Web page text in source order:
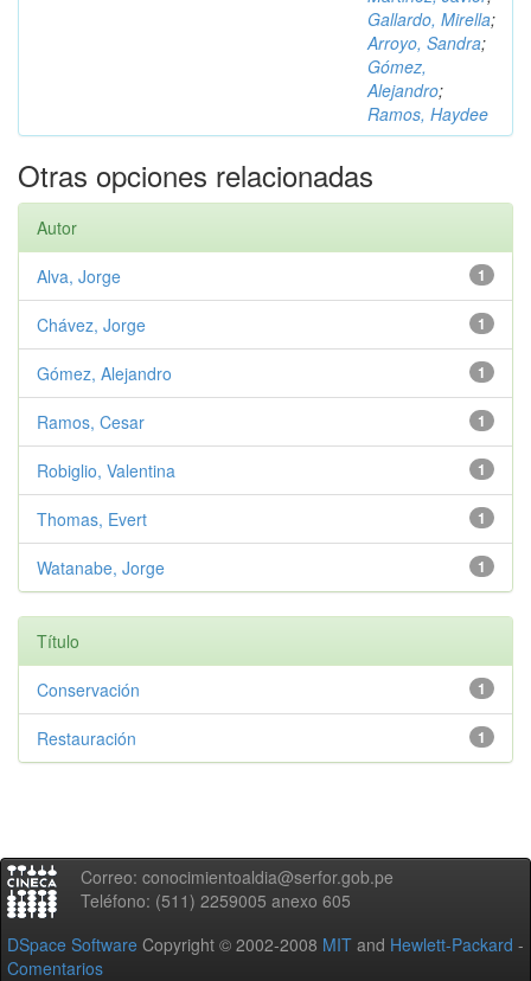
Gallardo, Mirella;
Arroyo, Sandra;
Gómez,
Alejandro;
Ramos, Haydee
Otras opciones relacionadas
Autor
1
Alva, Jorge
1
Chávez, Jorge
1
Gómez, Alejandro
1
Ramos, Cesar
1
Robiglio, Valentina
1
Thomas, Evert
1
Watanabe, Jorge
Título
1
Conservación
1
Restauración
Correo: conocimientoaldia@serfor.gob.pe
Teléfono: (511) 2259005 anexo 605
DSpace Software Copyright © 2002-2008 MIT and Hewlett-Packard -
Comentarios